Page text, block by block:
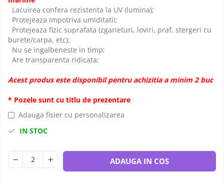
Lacuirea confera rezistenta la UV (lumina);
Protejeaza impotriva umiditatii;
Protejeaza fizic suprafata (zgarieturi, loviri, praf, stergeri cu
burete/carpa, etc);
Nu se ingalbeneste in timp;
Are transparenta ridicata;
Acest produs este disponibil pentru achizitia a minim 2 buc
* Pozele sunt cu titlu de prezentare
Adauga fisier cu personalizarea
IN STOC
ADAUGA IN COS